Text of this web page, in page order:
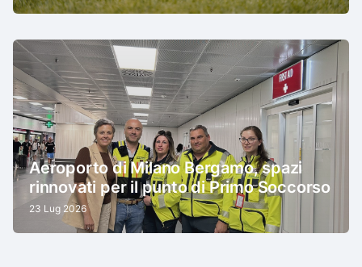
Aeroporto di Milano Bergamo, spazi
rinnovati per il punto di Primo Soccorso
23 Lug 2026